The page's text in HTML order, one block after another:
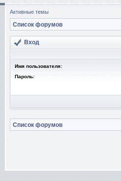
Активные темы
Список форумов
Вход
Имя пользователя:
Пароль:
Список форумов